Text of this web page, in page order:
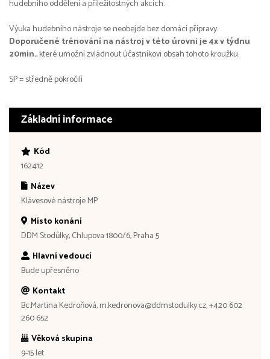
hudebního oddělení a příležitostných akcích.
Výuka hudebního nástroje se neobejde bez domácí přípravy.
Doporučené trénování na nástroj v této úrovni je 4x v týdnu
20min., které umožní zvládnout účastníkovi obsah tohoto kroužku.
SP = středně pokročilí
Základní informace
Kód
162412
Název
Klávesové nástroje MP
Místo konání
DDM Stodůlky, Chlupova 1800/6, Praha 5
Hlavní vedoucí
Bude upřesněno
Kontakt
Bc.Martina Kedroňová, m.kedronova@ddmstodulky.cz, +420 602
260 652
Věková skupina
9-15 let